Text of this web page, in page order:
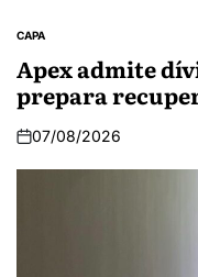
CAPA
Apex admite
prepara
07/08/2026